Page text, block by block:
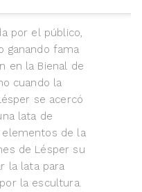
por el público,
ganando fama
en la Bienal de
cuando la
se acercó
lata de
de la
de Lésper su
la lata para
la escultura.